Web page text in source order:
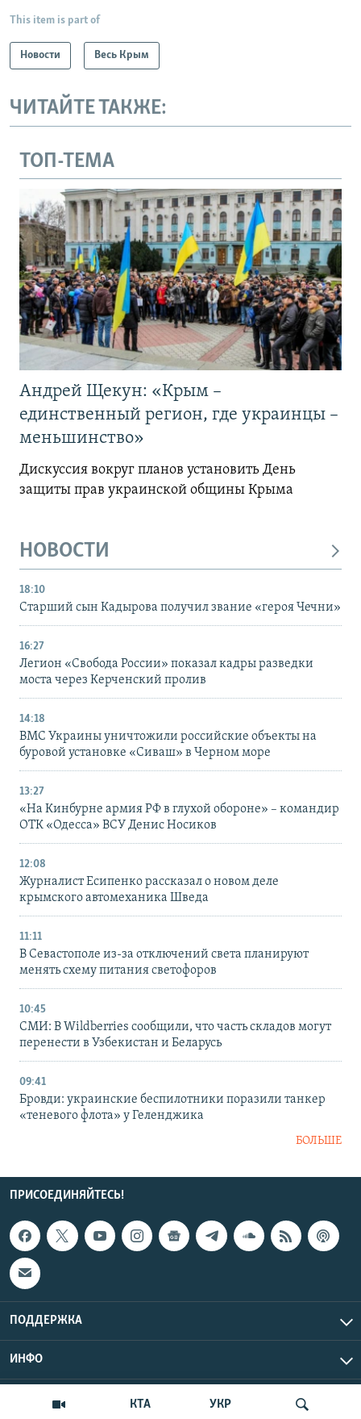
КТА УКР
This item is part of
Новости Весь Крым
ЧИТАЙТЕ ТАКЖЕ:
ТОП-ТЕМА
Андрей Щекун: «Крым –
единственный регион, где украинцы –
меньшинство»
Дискуссия вокруг планов установить День
защиты прав украинской общины Крыма
НОВОСТИ
18:10
Старший сын Кадырова получил звание «героя Чечни»
16:27
Легион «Свобода России» показал кадры разведки
моста через Керченский пролив
14:18
ВМС Украины уничтожили российские объекты на
буровой установке «Сиваш» в Черном море
13:27
«На Кинбурне армия РФ в глухой обороне» – командир
ОТК «Одесса» ВСУ Денис Носиков
12:08
Журналист Есипенко рассказал о новом деле
крымского автомеханика Шведа
11:11
В Севастополе из-за отключений света планируют
менять схему питания светофоров
10:45
СМИ: В Wildberries сообщили, что часть складов могут
перенести в Узбекистан и Беларусь
09:41
Бровди: украинские беспилотники поразили танкер
«теневого флота» у Геленджика
БОЛЬШЕ
ПРИСОЕДИНЯЙТЕСЬ!
ПОДДЕРЖКА
ИНФО
Copyright Крым.Реалии, 2026 | Все права защищены.
UTC+3